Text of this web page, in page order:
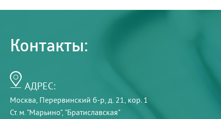
Контакты:
АДРЕС:
Москва, Перервинский б-р, д. 21, кор. 1
Ст. м. "Марьино", "Братиславская"